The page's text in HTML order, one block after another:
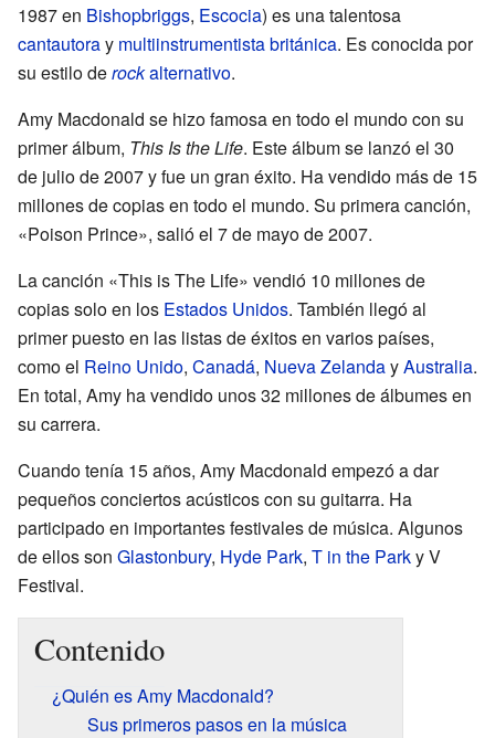
1987 en Bishopbriggs, Escocia) es una talentosa
cantautoray multiinstrumentistabritánica. Es conocida por
su estilo derockalternativo.
Amy Macdonald se hizo famosa en todo el mundo con su
primer álbum, This Is the Life. Este álbum se lanzó el 30
de julio de 2007 y fue un gran éxito. Ha vendido más de 15
millones de copias en todo el mundo. Su primera canción,
«Poison Prince», salió el 7 de mayo de 2007.
La canción «This is The Life» vendió 10 millones de
copias solo en los Estados Unidos. También llegó al
primer puesto en las listas de éxitos en varios países,
como el Reino Unido, Canadá, Nueva ZelandayAustralia.
En total, Amy ha vendido unos 32 millones de álbumes en
su carrera.
Cuando tenía 15 años, Amy Macdonald empezó a dar
pequeños conciertos acústicos con su guitarra. Ha
participado en importantes festivales de música. Algunos
de ellos son Glastonbury, Hyde Park, T in the Parky V
Festival.
Contenido
¿Quién es Amy Macdonald?
Sus primeros pasos en la música